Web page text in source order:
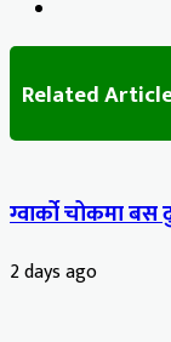
Related
ग्वार्को चोकमा
2 days ago